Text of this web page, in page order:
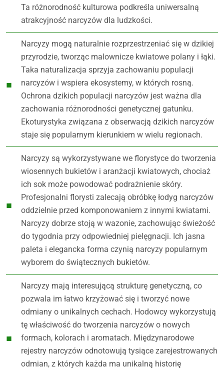
Ta różnorodność kulturowa podkreśla uniwersalną
atrakcyjność narcyzów dla ludzkości.
Narcyzy mogą naturalnie rozprzestrzeniać się w dzikiej
przyrodzie, tworząc malownicze kwiatowe polany i łąki.
Taka naturalizacja sprzyja zachowaniu populacji
narcyzów i wspiera ekosystemy, w których rosną.
Ochrona dzikich populacji narcyzów jest ważna dla
zachowania różnorodności genetycznej gatunku.
Ekoturystyka związana z obserwacją dzikich narcyzów
staje się popularnym kierunkiem w wielu regionach.
Narcyzy są wykorzystywane we florystyce do tworzenia
wiosennych bukietów i aranżacji kwiatowych, chociaż
ich sok może powodować podrażnienie skóry.
Profesjonalni florysti zalecają obróbkę łodyg narcyzów
oddzielnie przed komponowaniem z innymi kwiatami.
Narcyzy dobrze stoją w wazonie, zachowując świeżość
do tygodnia przy odpowiedniej pielęgnacji. Ich jasna
paleta i elegancka forma czynią narcyzy popularnym
wyborem do świątecznych bukietów.
Narcyzy mają interesującą strukturę genetyczną, co
pozwala im łatwo krzyżować się i tworzyć nowe
odmiany o unikalnych cechach. Hodowcy wykorzystują
tę właściwość do tworzenia narcyzów o nowych
formach, kolorach i aromatach. Międzynarodowe
rejestry narcyzów odnotowują tysiące zarejestrowanych
odmian, z których każda ma unikalną historię